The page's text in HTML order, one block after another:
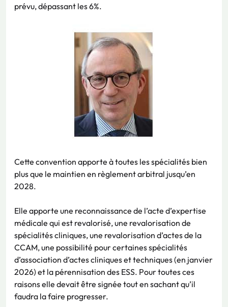
prévu, dépassant les 6%.
Cette convention apporte à toutes les spécialités bien
plus que le maintien en règlement arbitral jusqu’en
2028.
Elle apporte une reconnaissance de l’acte d’expertise
médicale qui est revalorisé, une revalorisation de
spécialités cliniques, une revalorisation d’actes de la
CCAM, une possibilité pour certaines spécialités
d’association d’actes cliniques et techniques (en janvier
2026) et la pérennisation des ESS. Pour toutes ces
raisons elle devait être signée tout en sachant qu’il
faudra la faire progresser.